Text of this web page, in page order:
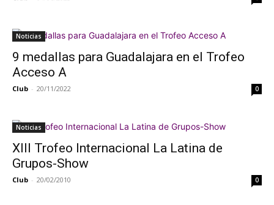
Noticias
9 medallas para Guadalajara en el Trofeo
Acceso A
Club - 20/11/2022 0
Noticias
XIII Trofeo Internacional La Latina de
Grupos-Show
Club - 20/02/2010 0